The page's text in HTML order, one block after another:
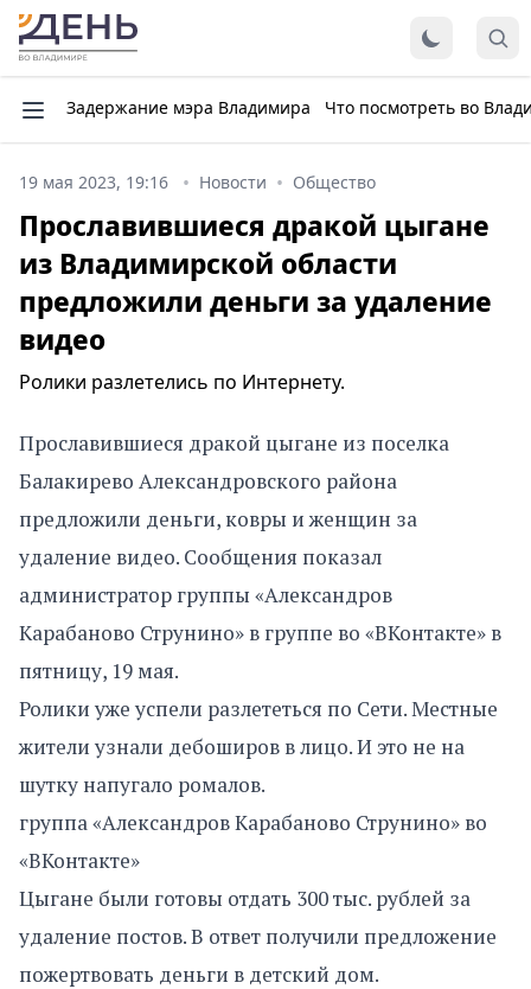
Задержание мэра Владимира Что посмотреть во
19 мая 2023, 19:16 Новости Общество
Прославившиеся дракой цыгане
из Владимирской области
предложили деньги за удаление
видео
Ролики разлетелись по Интернету.
Прославившиеся дракой цыгане из поселка
Балакирево Александровского района
предложили деньги, ковры и женщин за
удаление видео. Сообщения показал
администратор группы «Александров
Карабаново Струнино» в группе во «ВКонтакте» в
пятницу, 19 мая.
Ролики уже успели разлететься по Сети. Местные
жители узнали дебоширов в лицо. И это не на
шутку напугало ромалов.
группа «Александров Карабаново Струнино» во
«ВКонтакте»
Цыгане были готовы отдать 300 тыс. рублей за
удаление постов. В ответ получили предложение
пожертвовать деньги в детский дом.